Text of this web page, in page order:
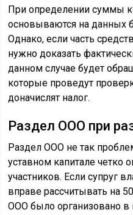
При определении суммы
основываются на данных
Однако, если часть
нужно доказать
данном случае будет
которые проведут
доначислят налог.
Раздел ООО при
Раздел ООО не так
уставном капитале четко
участников. Если супруг
вправе рассчитывать на
ООО было организовано в